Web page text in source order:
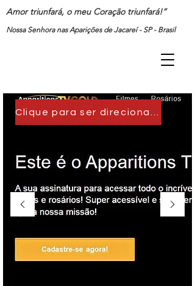
Amor triunfará, o meu Coração triunfará!”
Nossa Senhora nas Aparições de Jacareí - SP - Brasil